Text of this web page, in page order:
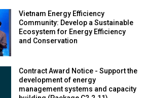
Vietnam Energy Efficiency
Community: Develop a Sustainable
Ecosystem for Energy Efficiency
and Conservation
Contract Award Notice - Support the
development of energy
management systems and capacity